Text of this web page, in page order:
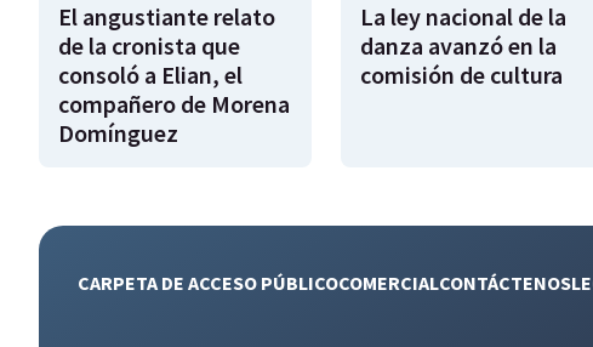
El angustiante relato
de la cronista que
consoló a Elian, el
compañero de Morena
Domínguez
La ley nacional de la
danza avanzó en la
comisión de cultura
CARPETA DE ACCESO PÚBLICOCOMERCIALCONTÁCTENOS